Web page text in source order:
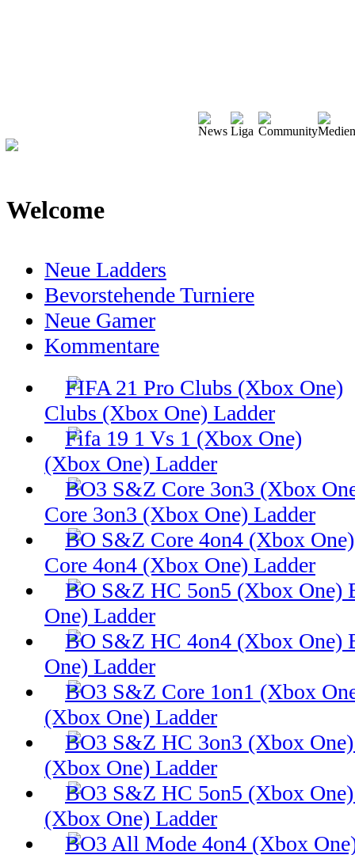
Welcome
Neue Ladders
Bevorstehende Turniere
Neue Gamer
Kommentare
Clubs (Xbox One) Ladder
(Xbox One) Ladder
Core 3on3 (Xbox One) Ladder
Core 4on4 (Xbox One) Ladder
One) Ladder
One) Ladder
(Xbox One) Ladder
(Xbox One) Ladder
(Xbox One) Ladder